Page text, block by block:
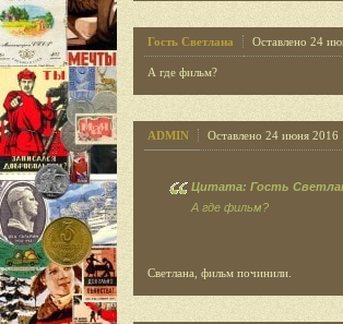
Гость Светлана Оставлено 24
А где фильм?
ADMIN Оставлено 24 июня
Цитата: Гость
А где фильм?
Светлана, фильм починили.